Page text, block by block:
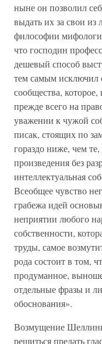
ныне он позволил
выдать их за свои
философии
что господин
дешевый способ
тем самым исключил
сообщества,
прежде всего на
уважении к чужой
писак, стоящих по
гораздо ниже, чем
произведения без
интеллектуальная
Всеобщее чувство
грабежа идей
неприятии любого
собственности,
труды, самое
рода состоит в том,
продуманное,
отдельные фразы и
обоснования».
Возмущение
решиться предать